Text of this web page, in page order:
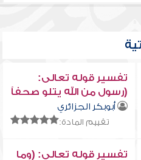
تفسير قوله تعالى:
(رسول من الله يتلو صحفاً
مطهرة)
أبوبكر الجزائري
تقييم المادة:
تفسير قوله تعالى: (وما